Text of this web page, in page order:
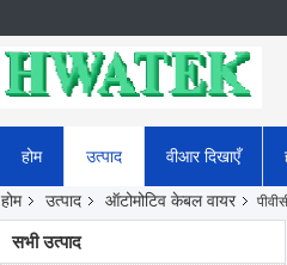
होम उत्पाद वीआर दिखाएँ
होम उत्पाद ऑटोमोटिव केबल वायर
सभी उत्पाद